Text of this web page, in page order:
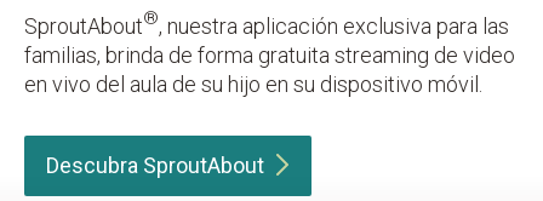
SproutAbout®, nuestra aplicación exclusiva para las
familias, brinda de forma gratuita streaming de video
en vivo del aula de su hijo en su dispositivo móvil.
Descubra SproutAbout